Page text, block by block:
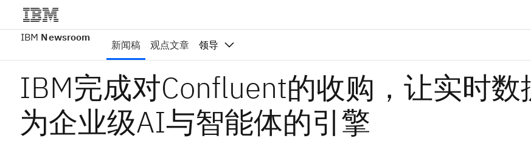
IBM Newsroom
新闻稿 观点文章 领导
IBM完成对Confluent的收购，让实时数
为企业级AI与智能体的引擎